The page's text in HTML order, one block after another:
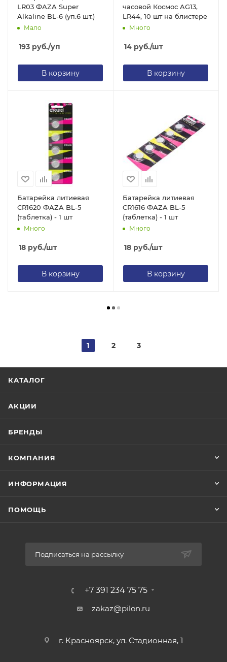
LR03 ФАZA Super
Alkaline BL-6 (уп.6 шт.)
Мало
193 руб./уп
В корзину
часовой Космос AG13,
LR44, 10 шт на блистере
Много
14 руб./шт
В корзину
Батарейка литиевая
CR1620 ФАZA BL-5
(таблетка) - 1 шт
Много
18 руб./шт
В корзину
Батарейка литиевая
CR1616 ФАZA BL-5
(таблетка) - 1 шт
Много
18 руб./шт
В корзину
1 2 3
КАТАЛОГ
АКЦИИ
БРЕНДЫ
КОМПАНИЯ
ИНФОРМАЦИЯ
ПОМОЩЬ
Подписаться на рассылку
+7 391 234 75 75
zakaz@pilon.ru
г. Красноярск, ул. Стадионная, 1